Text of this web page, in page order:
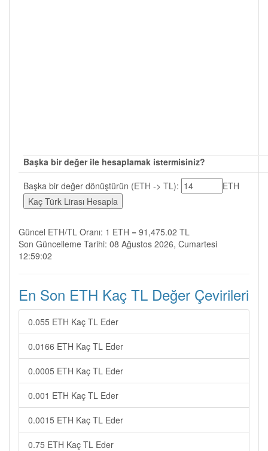
Başka bir değer ile hesaplamak istermisiniz?
Başka bir değer dönüştürün (ETH -> TL):
ETH
Güncel ETH/TL Oranı: 1 ETH = 91,475.02 TL
Son Güncelleme Tarihi: 08 Ağustos 2026, Cumartesi
12:59:02
En Son ETH Kaç TL Değer Çevirileri
0.055 ETH Kaç TL Eder
0.0166 ETH Kaç TL Eder
0.0005 ETH Kaç TL Eder
0.001 ETH Kaç TL Eder
0.0015 ETH Kaç TL Eder
0.75 ETH Kaç TL Eder